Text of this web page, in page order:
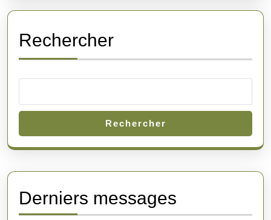
Rechercher
Rechercher
Derniers messages